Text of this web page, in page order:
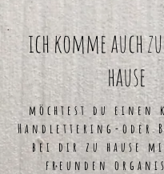
ich komme auch
hause
möchtest du einen
Handlettering-oder
bei dir zu hause
freunden